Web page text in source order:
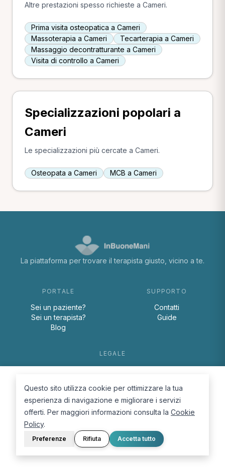
Altre prestazioni spesso richieste a Cameri.
Prima visita osteopatica a Cameri
Massoterapia a Cameri
Tecarterapia a Cameri
Massaggio decontratturante a Cameri
Visita di controllo a Cameri
Specializzazioni popolari a
Cameri
Le specializzazioni più cercate a Cameri.
Osteopata a Cameri MCB a Cameri
La piattaforma per trovare il terapista giusto, vicino a te.
PORTALE
Sei un paziente?
Sei un terapista?
Blog
SUPPORTO
Contatti
Guide
LEGALE
Cookie Policy
© 2026 D.Lab S.r.l. — InBuoneMani
Questo sito utilizza cookie per ottimizzare la tua
esperienza di navigazione e migliorare i servizi
offerti. Per maggiori informazioni consulta la Cookie
Policy.
Preferenze Rifiuta Accetta tutto